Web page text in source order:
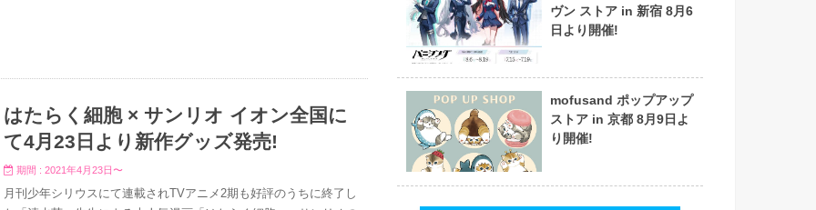
はたらく細胞 × サンリオ イオン全国に
て4月23日より新作グッズ発売!
期間 : 2021年4月23日〜
月刊少年シリウスにて連載されTVアニメ2期も好評のうちに終了し
ヴン ストア in 新宿 8月6
日より開催!
mofusand ポップアップ
ストア in 京都 8月9日よ
り開催!